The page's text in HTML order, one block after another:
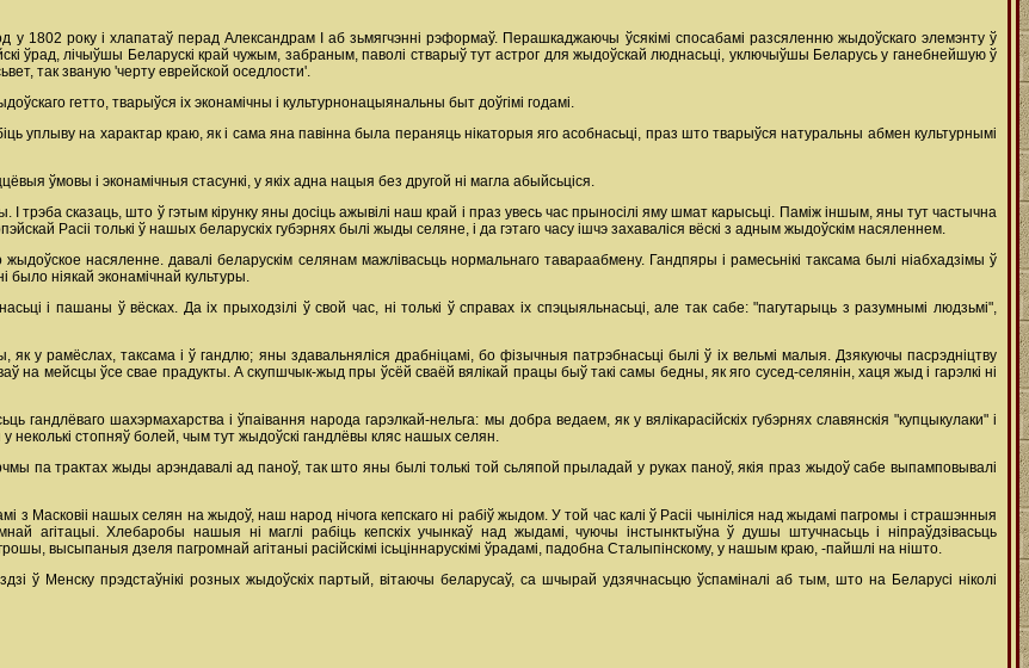
у 1802 року і хлапатаў перад Александрам I аб зьмягчэнні рэформаў. Перашкаджаючы ўсякімі спосабамі разсяленню жыдоўскаго элемэнту ў
ўрад, лічыўшы Беларускі край чужым, забраным, паволі стварыў тут астрог для жыдоўскай люднасьці, уключыўшы Беларусь у ганебнейшую ў
так званую 'черту еврейской оседлости'.
гетто, тварыўся іх эконамічны і культурнонацыянальны быт доўгімі годамі.
уплыву на характар краю, як і сама яна павінна была пераняць нікаторыя яго асобнасьці, праз што тварыўся натуральны абмен культурнымі
ўмовы і эконамічныя стасункі, у якіх адна нацыя без другой ні магла абыйсьціся.
трэба сказаць, што ў гэтым кірунку яны досіць ажывілі наш край і праз увесь час прыносілі яму шмат карысьці. Паміж іншым, яны тут частычна
Расіі толькі ў нашых беларускіх губэрнях былі жыды селяне, і да гэтаго часу ішчэ захаваліся вёскі з адным жыдоўскім насяленнем.
жыдоўское насяленне. давалі беларускім селянам мажлівасьць нормальнаго тавараабмену. Гандпяры і рамесьнікі таксама былі ніабхадзімы ў
было ніякай эконамічнай культуры.
і пашаны ў вёсках. Да іх прыходзілі ў свой час, ні толькі ў справах іх спэцыяльнасьці, але так сабе: "пагутарыць з разумнымі людзьмі",
у рамёслах, таксама і ў гандлю; яны здавальняліся драбніцамі, бо фізычныя патрэбнасьці былі ў іх вельмі малыя. Дзякуючы пасрэдніцтву
на мейсцы ўсе свае прадукты. А скупшчык-жыд пры ўсёй сваёй вялікай працы быў такі самы бедны, як яго сусед-селянін, хаця жыд і гарэлкі ні
гандлёваго шахэрмахарства і ўпаівання народа гарэлкай-нельга: мы добра ведаем, як у вялікарасійскіх губэрнях славянскія "купцыкулаки" і
неколькі стопняў болей, чым тут жыдоўскі гандлёвы кляс нашых селян.
па трактах жыды арэндавалі ад паноў, так што яны былі толькі той сьляпой прыладай у руках паноў, якія праз жыдоў сабе выпамповывалі
з Масковіі нашых селян на жыдоў, наш народ нічога кепскаго ні рабіў жыдом. У той час калі ў Расіі чыніліся над жыдамі пагромы і страшэнныя
агітацыі. Хлебаробы нашыя ні маглі рабіць кепскіх учынкаў над жыдамі, чуючы інстынктыўна ў душы штучнасьць і ніпраўдзівасьць
высыпаныя дзеля пагромнай агітаныі расійскімі ісьціннарускімі ўрадамі, падобна Сталыпінскому, у нашым краю, -пайшлі на нішто.
ў Менску прэдстаўнікі розных жыдоўскіх партый, вітаючы беларусаў, са шчырай удзячнасьцю ўспаміналі аб тым, што на Беларусі ніколі